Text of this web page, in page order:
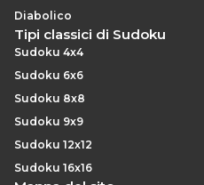
Diabolico
Tipi classici di Sudoku
Sudoku 4x4
Sudoku 6x6
Sudoku 8x8
Sudoku 9x9
Sudoku 12x12
Sudoku 16x16